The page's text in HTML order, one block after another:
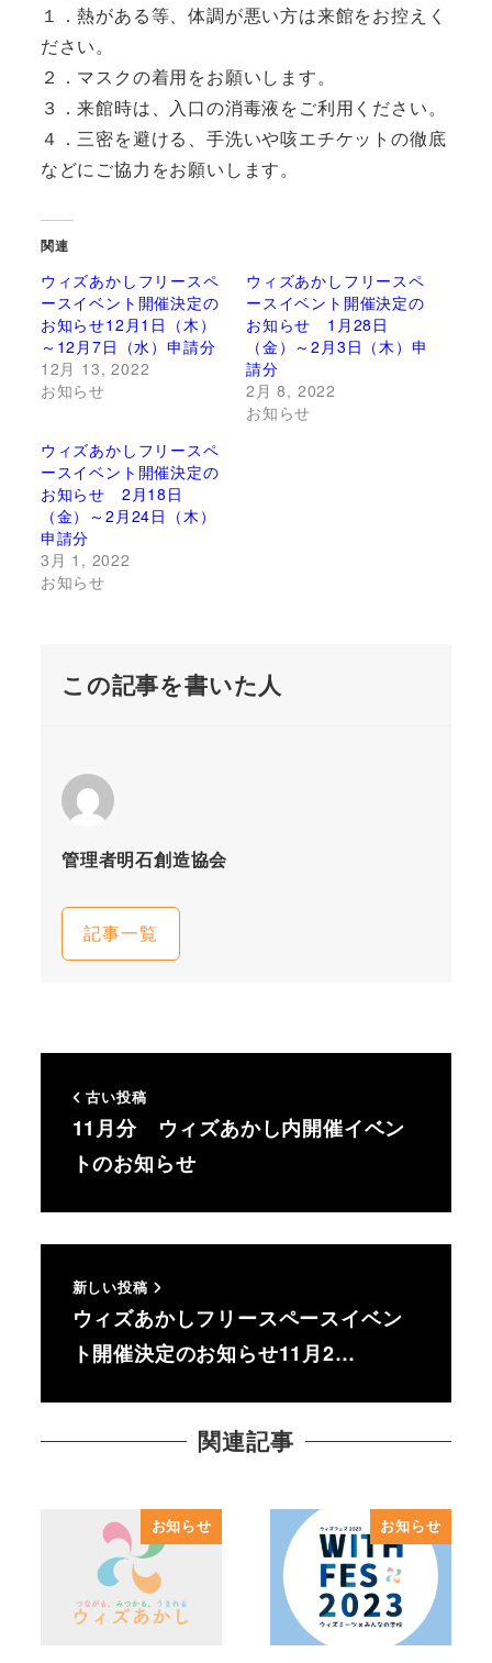
１．熱がある等、体調が悪い方は来館をお控えく
ださい。
２．マスクの着用をお願いします。
３．来館時は、入口の消毒液をご利用ください。
４．三密を避ける、手洗いや咳エチケットの徹底
などにご協力をお願いします。
関連
ウィズあかしフリースペ
ースイベント開催決定の
お知らせ12月1日（木）
～12月7日（水）申請分
12月 13, 2022
お知らせ
ウィズあかしフリースペ
ースイベント開催決定の
お知らせ 1月28日
（金）～2月3日（木）申
請分
2月 8, 2022
お知らせ
ウィズあかしフリースペ
ースイベント開催決定の
お知らせ 2月18日
（金）～2月24日（木）
申請分
3月 1, 2022
お知らせ
この記事を書いた人
管理者明石創造協会
記事一覧
古い投稿
11月分 ウィズあかし内開催イベン
トのお知らせ
新しい投稿
ウィズあかしフリースペースイベン
ト開催決定のお知らせ11月2…
関連記事
お知らせ お知らせ